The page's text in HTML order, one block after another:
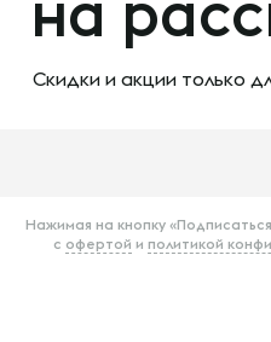
Скидки и акции только
Нажимая на кнопку
с офертой и политикой